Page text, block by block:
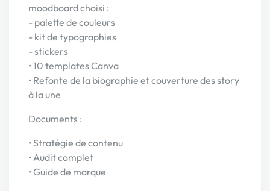
moodboard choisi :
- palette de couleurs
- kit de typographies
- stickers
• 10 templates Canva
• Refonte de la biographie et couverture des story
à la une
Documents :
• Stratégie de contenu
• Audit complet
• Guide de marque